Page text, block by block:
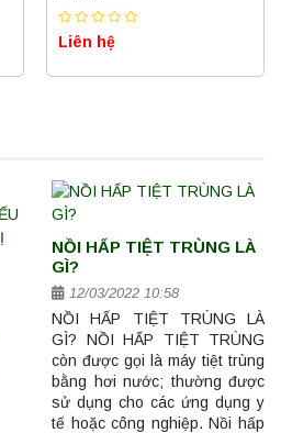
Liên hệ
NỒI HẤP TIỆT TRÙNG LÀ
GÌ?
12/03/2022 10:58
NỒI HẤP TIỆT TRÙNG LÀ
GÌ? NỒI HẤP TIỆT TRÙNG
còn được gọi là máy tiệt trùng
bằng hơi nước; thường được
sử dụng cho các ứng dụng y
tế hoặc công nghiệp. Nồi hấp